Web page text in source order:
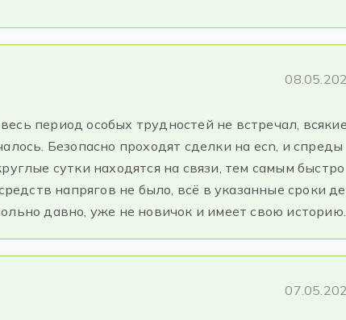
период особых трудностей не встречал,
Безопасно проходят сделки на ecn, и спреды
сутки находятся на связи, тем самым быстро
напрягов не было, всё в указанные сроки
давно, уже не новичок и имеет свою историю.